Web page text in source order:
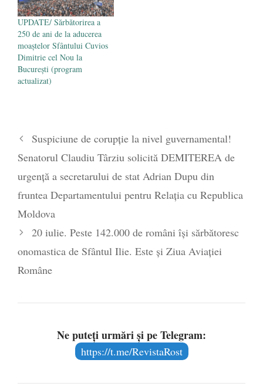
UPDATE/ Sărbătorirea a
250 de ani de la aducerea
moaștelor Sfântului Cuvios
Dimitrie cel Nou la
Bucureşti (program
actualizat)
Suspiciune de corupție la nivel guvernamental!
Senatorul Claudiu Târziu solicită DEMITEREA de
urgență a secretarului de stat Adrian Dupu din
fruntea Departamentului pentru Relația cu Republica
Moldova
20 iulie. Peste 142.000 de români îşi sărbătoresc
onomastica de Sfântul Ilie. Este și Ziua Aviației
Române
Ne puteți urmări și pe Telegram:
https://t.me/RevistaRost